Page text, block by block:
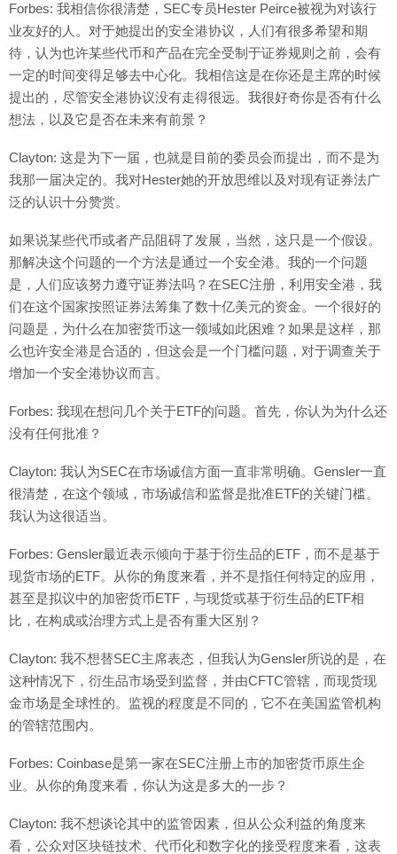
Forbes: 我相信你很清楚，SEC专员Hester Peirce被视为对该行
业友好的人。对于她提出的安全港协议，人们有很多希望和期
待，认为也许某些代币和产品在完全受制于证券规则之前，会有
一定的时间变得足够去中心化。我相信这是在你还是主席的时候
提出的，尽管安全港协议没有走得很远。我很好奇你是否有什么
想法，以及它是否在未来有前景？
Clayton: 这是为下一届，也就是目前的委员会而提出，而不是为
我那一届决定的。我对Hester她的开放思维以及对现有证券法广
泛的认识十分赞赏。
如果说某些代币或者产品阻碍了发展，当然，这只是一个假设。
那解决这个问题的一个方法是通过一个安全港。我的一个问题
是，人们应该努力遵守证券法吗？在SEC注册，利用安全港，我
们在这个国家按照证券法筹集了数十亿美元的资金。一个很好的
问题是，为什么在加密货币这一领域如此困难？如果是这样，那
么也许安全港是合适的，但这会是一个门槛问题，对于调查关于
增加一个安全港协议而言。
Forbes: 我现在想问几个关于ETF的问题。首先，你认为为什么还
没有任何批准？
Clayton: 我认为SEC在市场诚信方面一直非常明确。Gensler一直
很清楚，在这个领域，市场诚信和监督是批准ETF的关键门槛。
我认为这很适当。
Forbes: Gensler最近表示倾向于基于衍生品的ETF，而不是基于
现货市场的ETF。从你的角度来看，并不是指任何特定的应用，
甚至是拟议中的加密货币ETF，与现货或基于衍生品的ETF相
比，在构成或治理方式上是否有重大区别？
Clayton: 我不想替SEC主席表态，但我认为Gensler所说的是，在
这种情况下，衍生品市场受到监督，并由CFTC管辖，而现货现
金市场是全球性的。监视的程度是不同的，它不在美国监管机构
的管辖范围内。
Forbes: Coinbase是第一家在SEC注册上市的加密货币原生企
业。从你的角度来看，你认为这是多大的一步？
Clayton: 我不想谈论其中的监管因素，但从公众利益的角度来
看，公众对区块链技术、代币化和数字化的接受程度来看，这表